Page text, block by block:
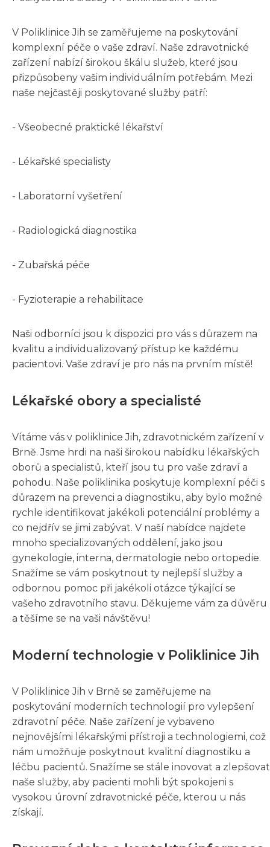
V Poliklinice Jih se zaměřujeme na poskytování
komplexní péče o vaše zdraví. Naše zdravotnické
zařízení nabízí širokou škálu služeb, které jsou
přizpůsobeny vašim individuálním potřebám. Mezi
naše nejčastěji poskytované služby patří:
- Všeobecné praktické lékařství
- Lékařské specialisty
- Laboratorní vyšetření
- Radiologická diagnostika
- Zubařská péče
- Fyzioterapie a rehabilitace
Naši odborníci jsou k dispozici pro vás s důrazem na
kvalitu a individualizovaný přístup ke každému
pacientovi. Vaše zdraví je pro nás na prvním místě!
Lékařské obory a specialisté
Vítáme vás v poliklinice Jih, zdravotnickém zařízení v
Brně. Jsme hrdi na naši širokou nabídku lékařských
oborů a specialistů, kteří jsou tu pro vaše zdraví a
pohodu. Naše poliklinika poskytuje komplexní péči s
důrazem na prevenci a diagnostiku, aby bylo možné
rychle identifikovat jakékoli potenciální problémy a
co nejdřív se jimi zabývat. V naší nabídce najdete
mnoho specializovaných oddělení, jako jsou
gynekologie, interna, dermatologie nebo ortopedie.
Snažíme se vám poskytnout ty nejlepší služby a
odbornou pomoc při jakékoli otázce týkající se
vašeho zdravotního stavu. Děkujeme vám za důvěru
a těšíme se na vaši návštěvu!
Moderní technologie v Poliklinice Jih
V Poliklinice Jih v Brně se zaměřujeme na
poskytování moderních technologií pro vylepšení
zdravotní péče. Naše zařízení je vybaveno
nejnovějšími lékařskými přístroji a technologiemi, což
nám umožňuje poskytnout kvalitní diagnostiku a
léčbu pacientů. Snažíme se stále inovovat a zlepšovat
naše služby, aby pacienti mohli být spokojeni s
vysokou úrovní zdravotnické péče, kterou u nás
získají.